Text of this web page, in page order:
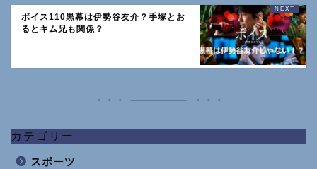
ボイス110黒幕は伊勢谷友介？手塚とお
るとキム兄も関係？
カテゴリー
スポーツ